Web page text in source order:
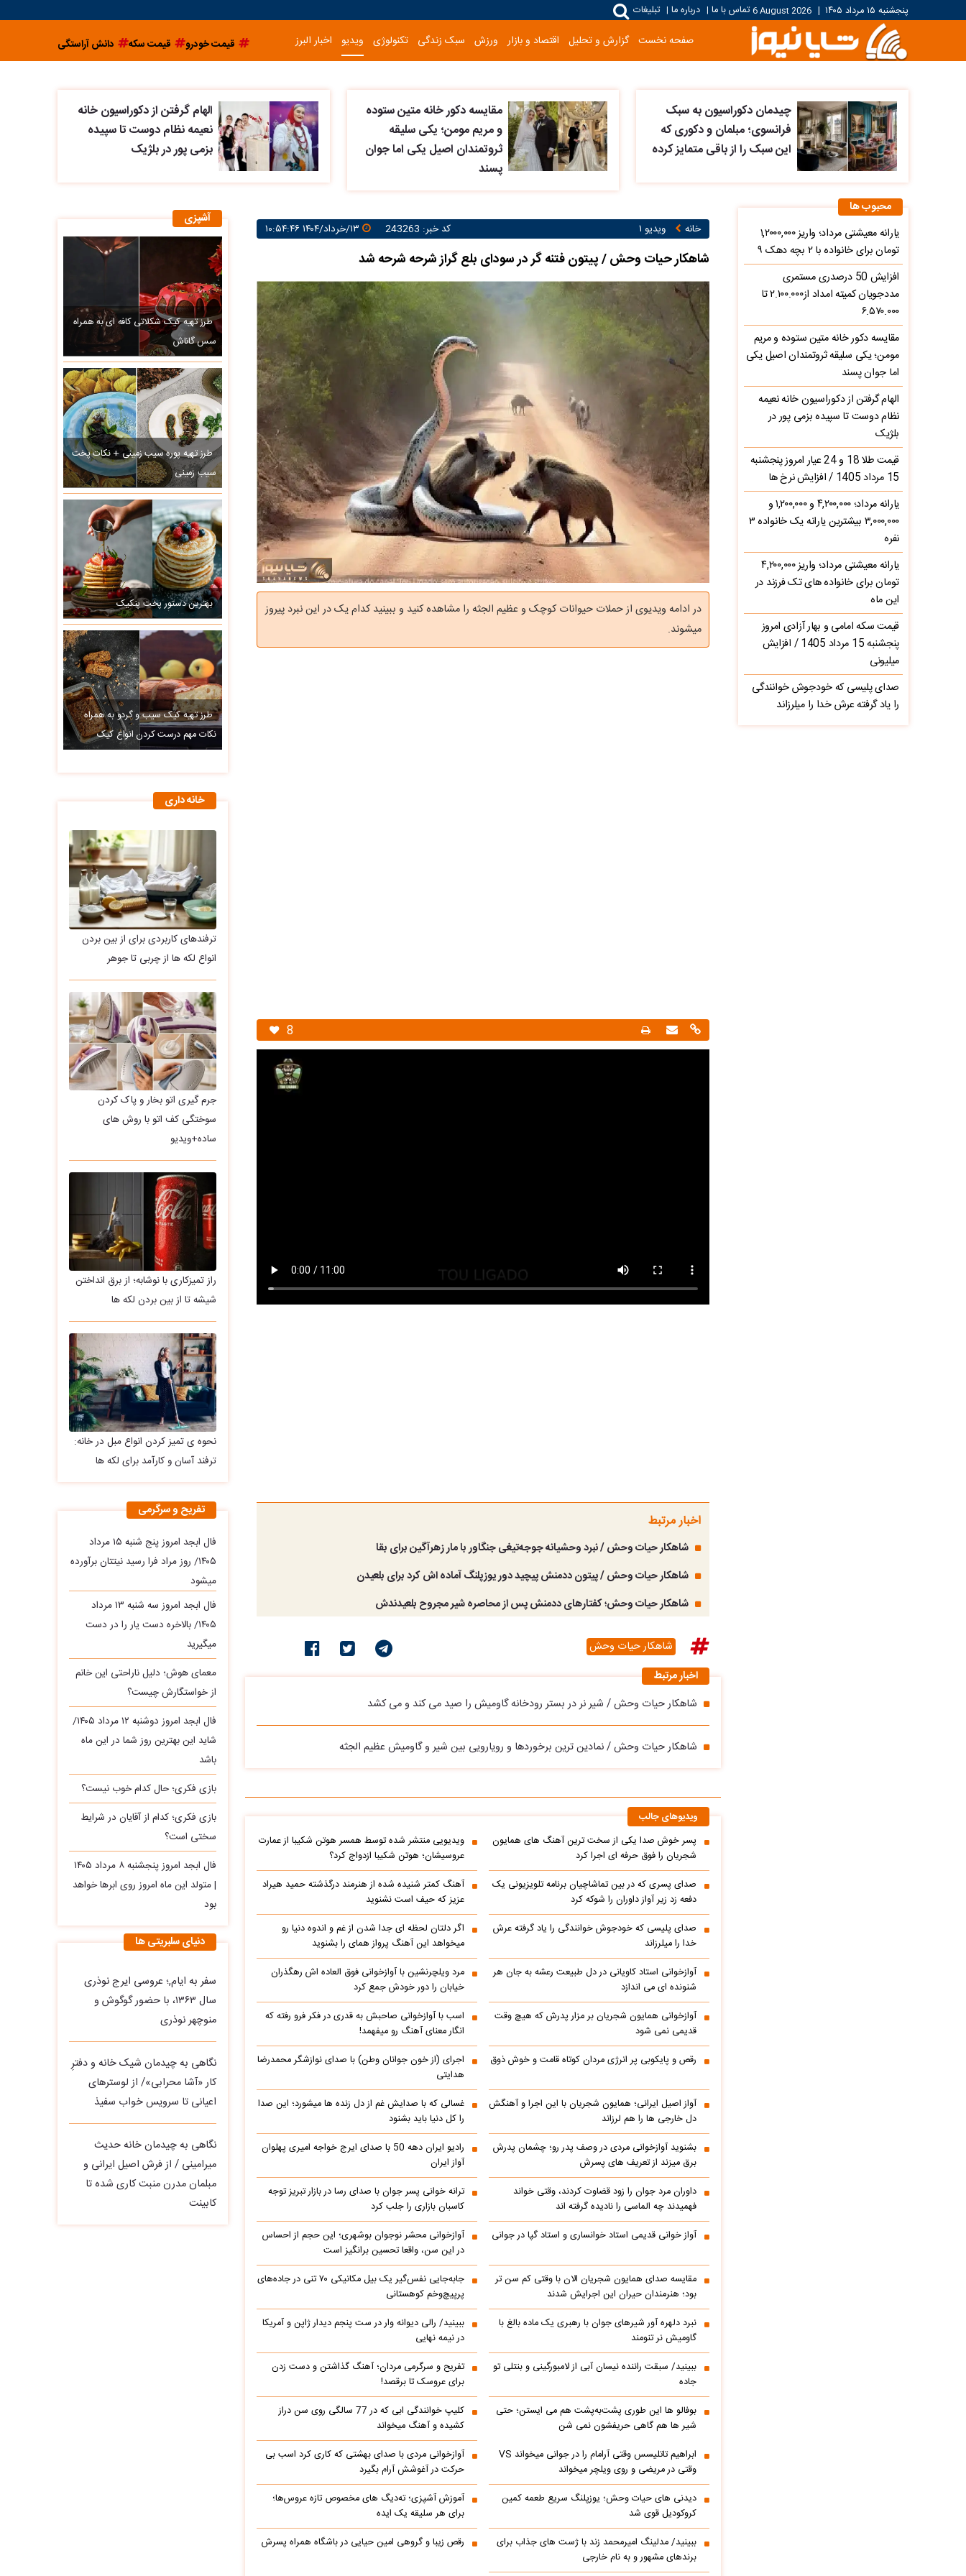
پنجشنبه ۱۵ مرداد ۱۴۰۵ |
6 August 2026تماس با ما | درباره ما | تبلیغات
صفحه نخست گزارش و تحلیل اقتصاد و بازار ورزش سبک زندگی تکنولوژی ویدیو اخبار البرز قیمت خودرو قیمت سکه دانش آراستگی
چیدمان دکوراسیون به سبک
فرانسوی؛ مبلمان و دکوری که
این سبک را از باقی متمایز کرده
مقایسه دکور خانه متین ستوده
و مریم مومن؛ یکی سلیقه
ثروتمندان اصیل یکی اما جوان
پسند
الهام گرفتن از دکوراسیون خانه
نعیمه نظام دوست تا سپیده
بزمی پور در بلژیک
خانه ویدیو ۱ کد خبر: 243263
شاهکار حیات وحش / پیتون فتنه گر در سودای بلع گراز شرحه شرحه شد
در ادامه ویدیوی از حملات حیوانات کوچک و عظیم الجثه را مشاهده کنید و ببینید کدام یک در این نبرد پیروز
میشوند.
8
اخبار مرتبط
شاهکار حیات وحش / نبرد وحشیانه جوجه‌تیغی جنگاور با مار زهرآگین برای بقا
شاهکار حیات وحش / پیتون ددمنش پیچید دور یوزپلنگ آماده اش کرد برای بلعیدن
شاهکار حیات وحش؛ کفتارهای ددمنش پس از محاصره شیر مجروح بلعیدندش
شاهکار حیات وحش
اخبار مرتبط
شاهکار حیات وحش / شیر نر در بستر رودخانه گاومیش را صید می کند و می کشد
شاهکار حیات وحش / نمادین ترین برخوردها و رویارویی بین شیر و گاومیش عظیم الجثه
ویدیوهای جالب
پسر خوش صدا یکی از سخت ترین آهنگ های همایون
شجریان را فوق حرفه ای اجرا کرد
ویدیویی منتشر شده توسط همسر هوتن شکیبا از عمارت
عروسیشان؛ هوتن شکیبا ازدواج کرد؟
صدای پسری که در بین تماشاچیان برنامه تلویزیونی یک
دفعه زد زیر آواز داوران را شوکه کرد
آهنگ کمتر شنیده شده از هنرمند درگذشته حمید هیراد
عزیز که حیف است نشنوید
صدای پلیسی که خودجوش خوانندگی را یاد گرفته عرش
خدا را میلرزاند
اگر دلتان لحظه ای جدا شدن از غم و اندوه دنیا رو
میخواهد این آهنگ پرواز همای را بشنوید
آوازخوانی استاد کاویانی در دل طبیعت رعشه به جان هر
شنونده ای می اندازد
مرد ویلچرنشین با آوازخوانی فوق العاده اش رهگذران
خیابان را دور خودش جمع کرد
آوازخوانی همایون شجریان بر مزار پدرش که هیچ وقت
قدیمی نمی شود
اسب با آوازخوانی صاحبش به قدری در فکر فرو رفته که
انگار معنای آهنگ رو میفهمد!
رقص و پایکوبی پر انرژی مردان کوتاه قامت و خوش ذوق
اجرای (از خون جوانان وطن) با صدای نوازشگر محمدرضا
هدایتی
آواز اصیل ایرانی؛ همایون شجریان با این اجرا و آهنگش
دل خارجی ها را هم لرزاند
غسالی که با صدایش غم از دل زنده ها میشورد؛ این صدا
را کل دنیا باید بشنود
بشنوید آوازخوانی مردی در وصف پدر رو؛ چشمان پدرش
برق میزند از تعریف های پسرش
رادیو ایران دهه 50 با صدای ایرج خواجه امیری پهلوان
آواز ایران
داوران مرد جوان را زود قضاوت کردند، وقتی خواند
فهمیدند چه الماسی را نادیده گرفته اند
ترانه خوانی پسر جوان با صدای رسا در بازار تبریز توجه
کاسبان بازاری را جلب کرد
آواز خوانی قدیمی استاد خوانساری و استاد گپا در جوانی
آوازخوانی محشر نوجوان بوشهری؛ این حجم از احساس
در این سن، واقعا تحسین‌ برانگیز است
مقایسه صدای همایون شجریان الان با وقتی کم سن تر
بود؛ هنرمندان حیران این اجرایش شدند
جابه‌جایی نفس‌گیر یک بیل مکانیکی ۷۰ تنی در جاده‌های
پرپیچ‌وخم کوهستانی
نبرد دلهره آور شیرهای جوان با رهبری یک ماده بالغ با
گاومیش نر تنومند
ببینید/ رالی دیوانه وار در ست پنجم دیدار ژاپن و آمریکا
در نیمه نهایی
ببینید/ سبقت راننده نیسان آبی از لامبورگینی و بنتلی تو
جاده
تفریح و سرگرمی مردان؛ آهنگ گذاشتن و دست زدن
برای عروسک تا برقصد!
بوفالو ها این‌ طوری پشت‌به‌پشت هم می‌ ایستن؛ حتی
شیر ها هم گاهی حریفشون نمی‌ شن
کلیپ خوانندگی ابی که در 77 سالگی روی سن دراز
کشیده و آهنگ میخواند
ابراهیم تاتلیسس وقتی آرامام را در جوانی میخواند VS
وقتی در مریضی و روی ویلچر میخواند
آوازخوانی مردی با صدای بهشتی که کاری کرد اسب بی
حرکت در آغوشش آرام بگیرد
دیدنی های حیات وحش؛ یوزپلنگ سریع طعمه کمین
کروکودیل قوی شد
آموزش آشپزی؛ ته‌دیگ‌ های مخصوص تازه‌ عروس‌ها؛
برای هر سلیقه یک ایده
ببینید/ مدلینگ امیرمحمد زند با ژست های جذاب برای
برندهای مشهور و به نام خارجی
رقص زیبا و گروهی امین حیایی در باشگاه همراه پسرش
آشپزی
طرز تهیه کیک شکلاتی کافه ای به همراه
سس گاناش
طرز تهیه پوره سیب زمینی + نکات پخت
سیب زمینی
بهترین دستور پخت پنکیک
طرز تهیه کیک سیب و گردو به همراه
نکات مهم درست کردن انواع کیک
خانه داری
ترفندهای کاربردی برای از بین بردن
انواع لکه ها از چربی تا جوهر
جرم گیری اتو بخار و پاک کردن
سوختگی کف اتو با روش های
ساده+ویدیو
راز تمیزکاری با نوشابه؛ از برق انداختن
شیشه تا از بین بردن لکه ها
نحوه ی تمیز کردن انواع مبل در خانه:
ترفند آسان و کارآمد برای لکه ها
تفریح و سرگرمی
فال ابجد امروز پنج شنبه ۱۵ مرداد
۱۴۰۵/ روز مراد فرا رسید نیتتان برآورده
میشود
فال ابجد امروز سه‌ شنبه ۱۳ مرداد
۱۴۰۵/ بالاخره دست یار را در دست
میگیرید
معمای هوش؛ دلیل ناراحتی این خانم
از خواستگارش چیست؟
فال ابجد امروز دوشنبه ۱۲ مرداد ۱۴۰۵/
شاید این بهترین روز شما در این ماه
باشد
بازی فکری؛ حال کدام خوب نیست؟
بازی فکری؛ کدام از آقایان در شرایط
سختی است؟
فال ابجد امروز پنجشنبه ۸ مرداد ۱۴۰۵
| متولد این ماه امروز روی ابرها خواهد
بود
دنیای سلبریتی ها
سفر به ایام,؛ عروسی ایرج نوذری
سال ۱۳۶۳، با حضور گوگوش و
منوچهر نوذری
نگاهی به چیدمان شیک خانه و دفترِ
کار «آشا محرابی»/ از لوسترهای
اعیانی تا سرویس خواب سفیذ
نگاهی به چیدمان خانه حدیث
میرامینی / از فرش اصیل ایرانی و
مبلمان مدرن منبت‌ کاری‌ شده تا
کابینت
محبوب ها
یارانه معیشتی مرداد؛ واریز ۱,۲۰۰۰,۰۰۰
تومان برای خانواده با ۲ بچه دهک ۹
افزایش 50 درصدری مستمری
مددجویان کمیته امداد از۲.۱۰۰.۰۰۰ تا
۶.۵۷۰.۰۰۰
مقایسه دکور خانه متین ستوده و مریم
مومن؛ یکی سلیقه ثروتمندان اصیل یکی
اما جوان پسند
الهام گرفتن از دکوراسیون خانه نعیمه
نظام دوست تا سپیده بزمی پور در
بلژیک
قیمت طلا 18 و 24 عیار امروز پنجشنبه
15 مرداد 1405 / افزایش نرخ ها
یارانه مرداد؛ ۴,۲۰۰,۰۰۰ و ۱,۲۰۰,۰۰۰ و
۳,۰۰۰,۰۰۰ بیشترین یارانه یک خانواده ۳
نفره
یارانه معیشتی مرداد؛ واریز ۴,۲۰۰,۰۰۰
تومان برای خانواده های تک فرزند در
این ماه
قیمت سکه امامی و بهار آزادی امروز
پنجشنبه 15 مرداد 1405 / افزایش
میلیونی
صدای پلیسی که خودجوش خوانندگی
را یاد گرفته عرش خدا را میلرزاند